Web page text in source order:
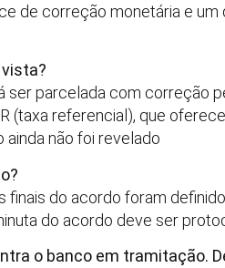
de correção monetária e
vista?
ser parcelada com correção
(taxa referencial), que
não foi revelado
finais do acordo foram
do acordo deve ser
o banco em tramitação.